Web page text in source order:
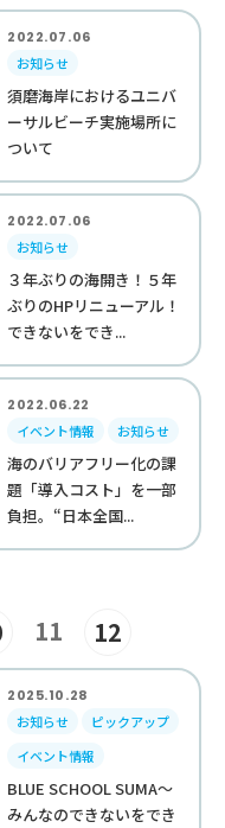
2022.07.06
お知らせ
須磨海岸におけるユニバ
ーサルビーチ実施場所に
ついて
2022.07.06
お知らせ
３年ぶりの海開き！５年
ぶりのHPリニューアル！
できないをでき...
2022.06.22
イベント情報
お知らせ
海のバリアフリー化の課
題「導入コスト」を一部
負担。“日本全国...
11 12
2025.10.28
お知らせ
ピックアップ
イベント情報
BLUE SCHOOL SUMA～
みんなのできないをでき